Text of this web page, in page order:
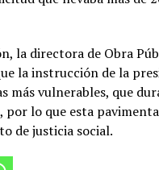
la directora de Obra
la instrucción de la
más vulnerables, que
por lo que esta
de justicia social.